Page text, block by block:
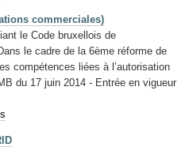
commerciales)
le Code bruxellois de
le cadre de la 6ème réforme de
compétences liées à l’autorisation
du 17 juin 2014 - Entrée en vigueur